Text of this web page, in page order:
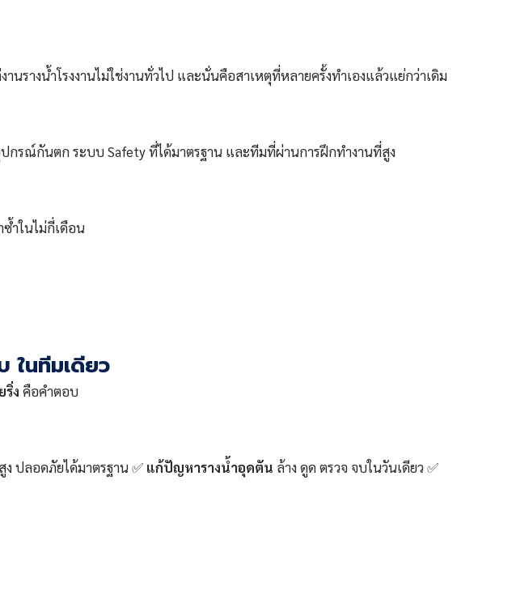
นรางน้ำโรงงานไม่ใช่งานทั่วไป และนั่นคือสาเหตุที่หลายครั้งทำเองแล้วแย่กว่าเดิม
กรณ์กันตก ระบบ Safety ที่ได้มาตรฐาน และทีมที่ผ่านการฝึกทำงานที่สูง
ำในไม่กี่เดือน
ในทีมเดียว
ริ่ง คือคำตอบ
ปลอดภัยได้มาตรฐาน ✅ แก้ปัญหารางน้ำอุดตัน ล้าง ดูด ตรวจ จบในวันเดียว ✅